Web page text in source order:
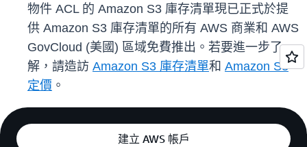
物件 ACL 的 Amazon S3 庫存清單現已正式於提
供 Amazon S3 庫存清單的所有 AWS 商業和 AWS
GovCloud (美國) 區域免費推出。若要進一步了
解，請造訪 Amazon S3 庫存清單和 Amazon S3
定價 。
建立 AWS 帳戶